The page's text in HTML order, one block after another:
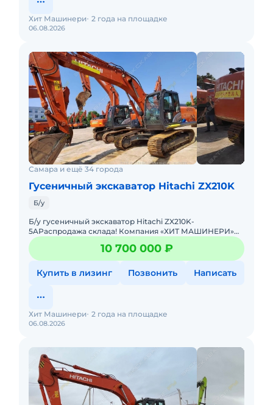
06.08.2026
Хит Машинери 2 года на площадке
Самара и ещё 34 города
Гусеничный экскаватор Hitachi ZX210K
Б/у
Б/у гусеничный экскаватор Hitachi ZX210K-
5AРаспродажа склада! Компания «ХИТ МАШИНЕРИ»
единственный официальный дистрибьютор
спецтехники HITACHI в Ро10 700 000 ₽
Купить в лизинг Позвонить Написать
06.08.2026
Хит Машинери 2 года на площадке